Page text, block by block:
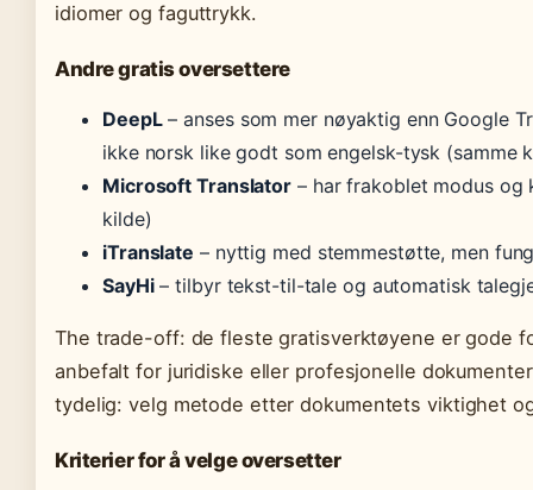
idiomer og faguttrykk.
Andre gratis oversettere
DeepL– anses som mer nøyaktig enn Google
ikke norsk like godt som engelsk-tysk (samme
Microsoft Translator – har frakoblet modus og
kilde)
iTranslate – nyttig med stemmestøtte, men
SayHi– tilbyr tekst-til-tale og automatisk
The trade-off: de fleste gratisverktøyene er gode
anbefalt for juridiske eller profesjonelle
tydelig: velg metode etter dokumentets viktighet
Kriterier for å velge oversetter